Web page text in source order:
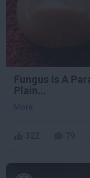
Fungus Is A
Plain...
More